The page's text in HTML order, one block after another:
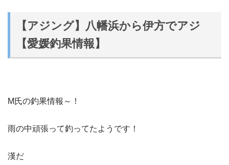
【アジング】八幡浜から伊方でアジ
【愛媛釣果情報】
M氏の釣果情報～！
雨の中頑張って釣ってたようです！
漢だ